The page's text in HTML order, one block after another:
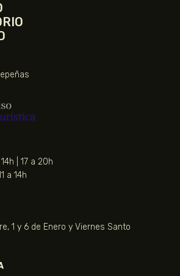
| 17 a 20h
a 14h
1 y 6 de Enero y Viernes Santo